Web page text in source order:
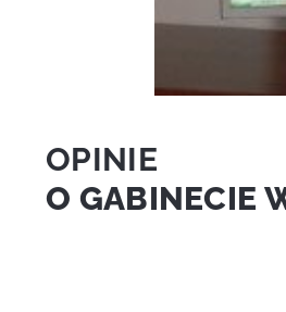
OPINIE
O GABINECIE